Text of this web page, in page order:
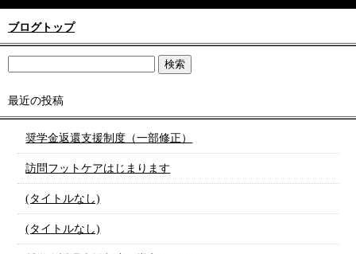
ブログトップ
最近の投稿
奨学金返還支援制度（一部修正）
訪問フットケアはじまります
(タイトルなし)
(タイトルなし)